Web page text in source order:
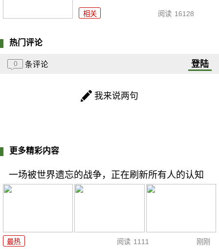
相关 阅读 16128
热门评论
0 条评论 登陆
我来说两句
更多精彩内容
一场被世界遗忘的战争，正在刷新所有人的认知
最热 阅读 1111 刚刚